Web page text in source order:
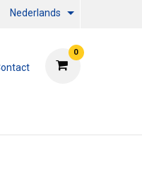
Nederlands
0